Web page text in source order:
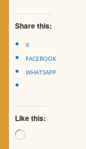
Share this:
X
FACEBOOK
WHATSAPP
Like this:
Loading…